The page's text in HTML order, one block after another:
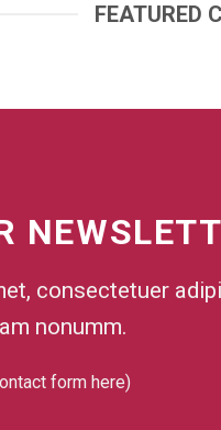
FEATURED
consectetuer
nonumm.
form here)